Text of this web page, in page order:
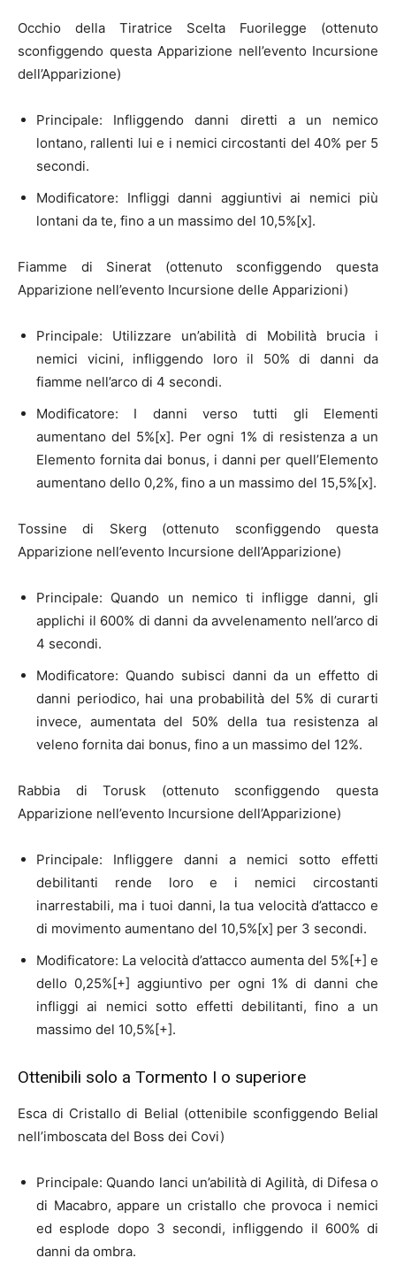
Occhio della Tiratrice Scelta Fuorilegge (ottenuto
sconfiggendo questa Apparizione nell’evento Incursione
dell’Apparizione)
Principale: Infliggendo danni diretti a un nemico
lontano, rallenti lui e i nemici circostanti del 40% per 5
secondi.
Modificatore: Infliggi danni aggiuntivi ai nemici più
lontani da te, fino a un massimo del 10,5%[x].
Fiamme di Sinerat (ottenuto sconfiggendo questa
Apparizione nell’evento Incursione delle Apparizioni)
Principale: Utilizzare un’abilità di Mobilità brucia i
nemici vicini, infliggendo loro il 50% di danni da
fiamme nell’arco di 4 secondi.
Modificatore: I danni verso tutti gli Elementi
aumentano del 5%[x]. Per ogni 1% di resistenza a un
Elemento fornita dai bonus, i danni per quell’Elemento
aumentano dello 0,2%, fino a un massimo del 15,5%[x].
Tossine di Skerg (ottenuto sconfiggendo questa
Apparizione nell’evento Incursione dell’Apparizione)
Principale: Quando un nemico ti infligge danni, gli
applichi il 600% di danni da avvelenamento nell’arco di
4 secondi.
Modificatore: Quando subisci danni da un effetto di
danni periodico, hai una probabilità del 5% di curarti
invece, aumentata del 50% della tua resistenza al
veleno fornita dai bonus, fino a un massimo del 12%.
Rabbia di Torusk (ottenuto sconfiggendo questa
Apparizione nell’evento Incursione dell’Apparizione)
Principale: Infliggere danni a nemici sotto effetti
debilitanti rende loro e i nemici circostanti
inarrestabili, ma i tuoi danni, la tua velocità d’attacco e
di movimento aumentano del 10,5%[x] per 3 secondi.
Modificatore: La velocità d’attacco aumenta del 5%[+] e
dello 0,25%[+] aggiuntivo per ogni 1% di danni che
infliggi ai nemici sotto effetti debilitanti, fino a un
massimo del 10,5%[+].
Ottenibili solo a Tormento I o superiore
Esca di Cristallo di Belial (ottenibile sconfiggendo Belial
nell’imboscata del Boss dei Covi)
Principale: Quando lanci un’abilità di Agilità, di Difesa o
di Macabro, appare un cristallo che provoca i nemici
ed esplode dopo 3 secondi, infliggendo il 600% di
danni da ombra.